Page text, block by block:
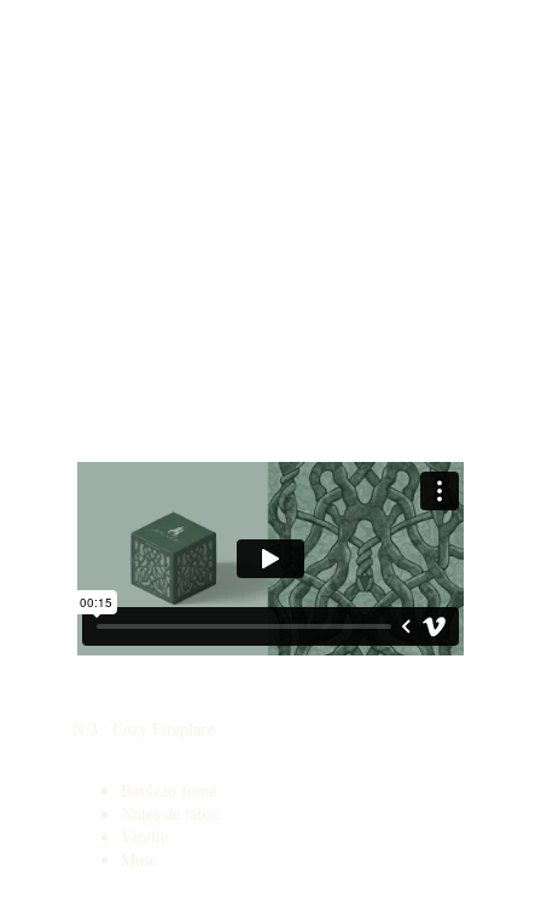
N.3 : Cozy Fireplace
Bouleau fumé
Notes de tabac
Vanille
Musc